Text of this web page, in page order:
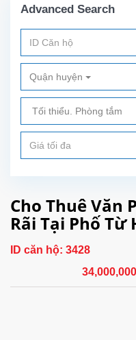
Advanced Search
Quận huyện
Cho Thuê Văn
Rãi Tại Phố Từ
ID căn hộ: 3428